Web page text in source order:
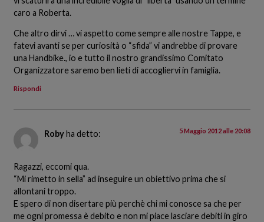
caro a Roberta.
Che altro dirvi … vi aspetto come sempre alle nostre Tappe, e
fatevi avanti se per curiosità o “sfida” vi andrebbe di provare
una Handbike., io e tutto il nostro grandissimo Comitato
Organizzatore saremo ben lieti di accogliervi in famiglia.
Rispondi
Roby ha detto: 5 Maggio 2012 alle 20:08
Ragazzi, eccomi qua.
“Mi rimetto in sella” ad inseguire un obiettivo prima che si
allontani troppo.
E spero di non disertare più perchè chi mi conosce sa che per
me ogni promessa è debito e non mi piace lasciare debiti in giro